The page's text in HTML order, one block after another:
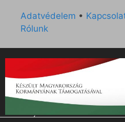
Adatvédelem •
Rólunk